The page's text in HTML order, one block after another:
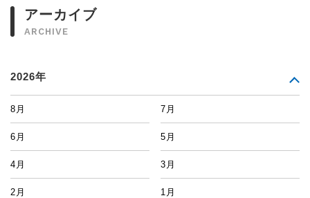
アーカイブ
ARCHIVE
2026年
8月 7月
6月 5月
4月 3月
2月 1月